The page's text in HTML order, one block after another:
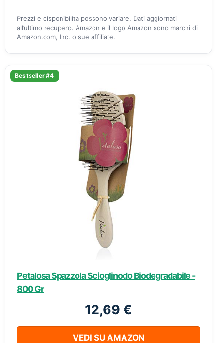
Prezzi e disponibilità possono variare. Dati aggiornati
all’ultimo recupero. Amazon e il logo Amazon sono marchi di
Amazon.com, Inc. o sue affiliate.
Bestseller #4
Petalosa Spazzola Scioglinodo Biodegradabile -
800 Gr
12,69 €
VEDI SU AMAZON